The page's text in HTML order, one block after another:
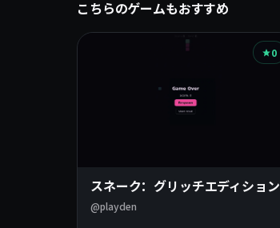
こちらのゲームもおすすめ
0
スネーク：グリッチエディション
@playden